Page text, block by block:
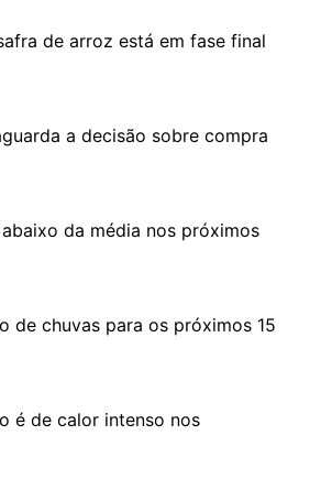
de arroz está em fase final
a decisão sobre compra
abaixo da média nos próximos
de chuvas para os próximos 15
é de calor intenso nos